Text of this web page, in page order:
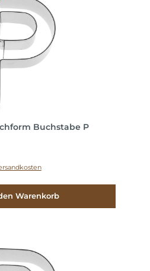
Buchstabe P
Warenkorb